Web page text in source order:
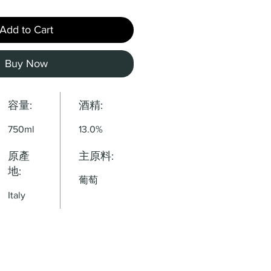
Add to Cart
Buy Now
容量:
750ml
酒精:
13.0%
原產
地:
Italy
主原料:
葡萄